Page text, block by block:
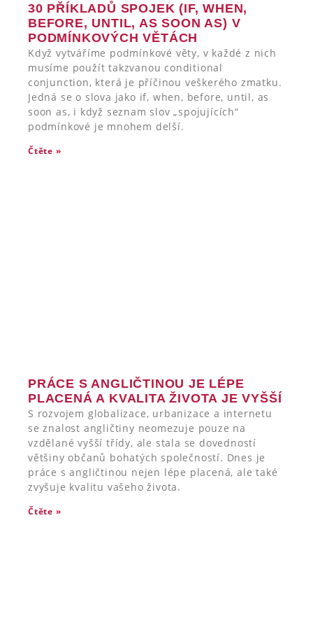
30 PŘÍKLADŮ SPOJEK (IF, WHEN,
BEFORE, UNTIL, AS SOON AS) V
PODMÍNKOVÝCH VĚTÁCH
Když vytváříme podmínkové věty, v každé z nich
musíme použít takzvanou conditional
conjunction, která je příčinou veškerého zmatku.
Jedná se o slova jako if, when, before, until, as
soon as, i když seznam slov „spojujících“
podmínkové je mnohem delší.
Čtěte »
PRÁCE S ANGLIČTINOU JE LÉPE
PLACENÁ A KVALITA ŽIVOTA JE VYŠŠÍ
S rozvojem globalizace, urbanizace a internetu
se znalost angličtiny neomezuje pouze na
vzdělané vyšší třídy, ale stala se dovedností
většiny občanů bohatých společností. Dnes je
práce s angličtinou nejen lépe placená, ale také
zvyšuje kvalitu vašeho života.
Čtěte »